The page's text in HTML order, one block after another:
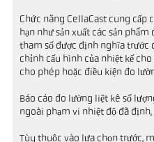
Chức năng CellaCast cung cấp
hạn như sản xuất các sản
tham số được định nghĩa trước
chỉnh cấu hình của nhiệt kế
cho phép hoặc điều kiện đo
Báo cáo đo lường liệt kê số
ngoài phạm vi nhiệt độ đã định,
Tùy thuộc vào lựa chọn trước,